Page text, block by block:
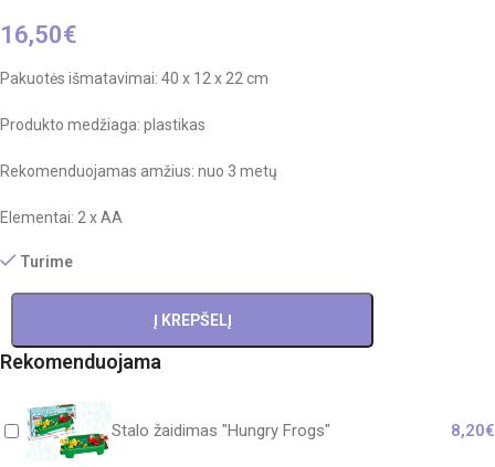
16,50€
Pakuotės išmatavimai: 40 x 12 x 22 cm
Produkto medžiaga: plastikas
Rekomenduojamas amžius: nuo 3 metų
Elementai: 2 x AA
Turime
Į KREPŠELĮ
Rekomenduojama
Stalo žaidimas "Hungry Frogs" 8,20€